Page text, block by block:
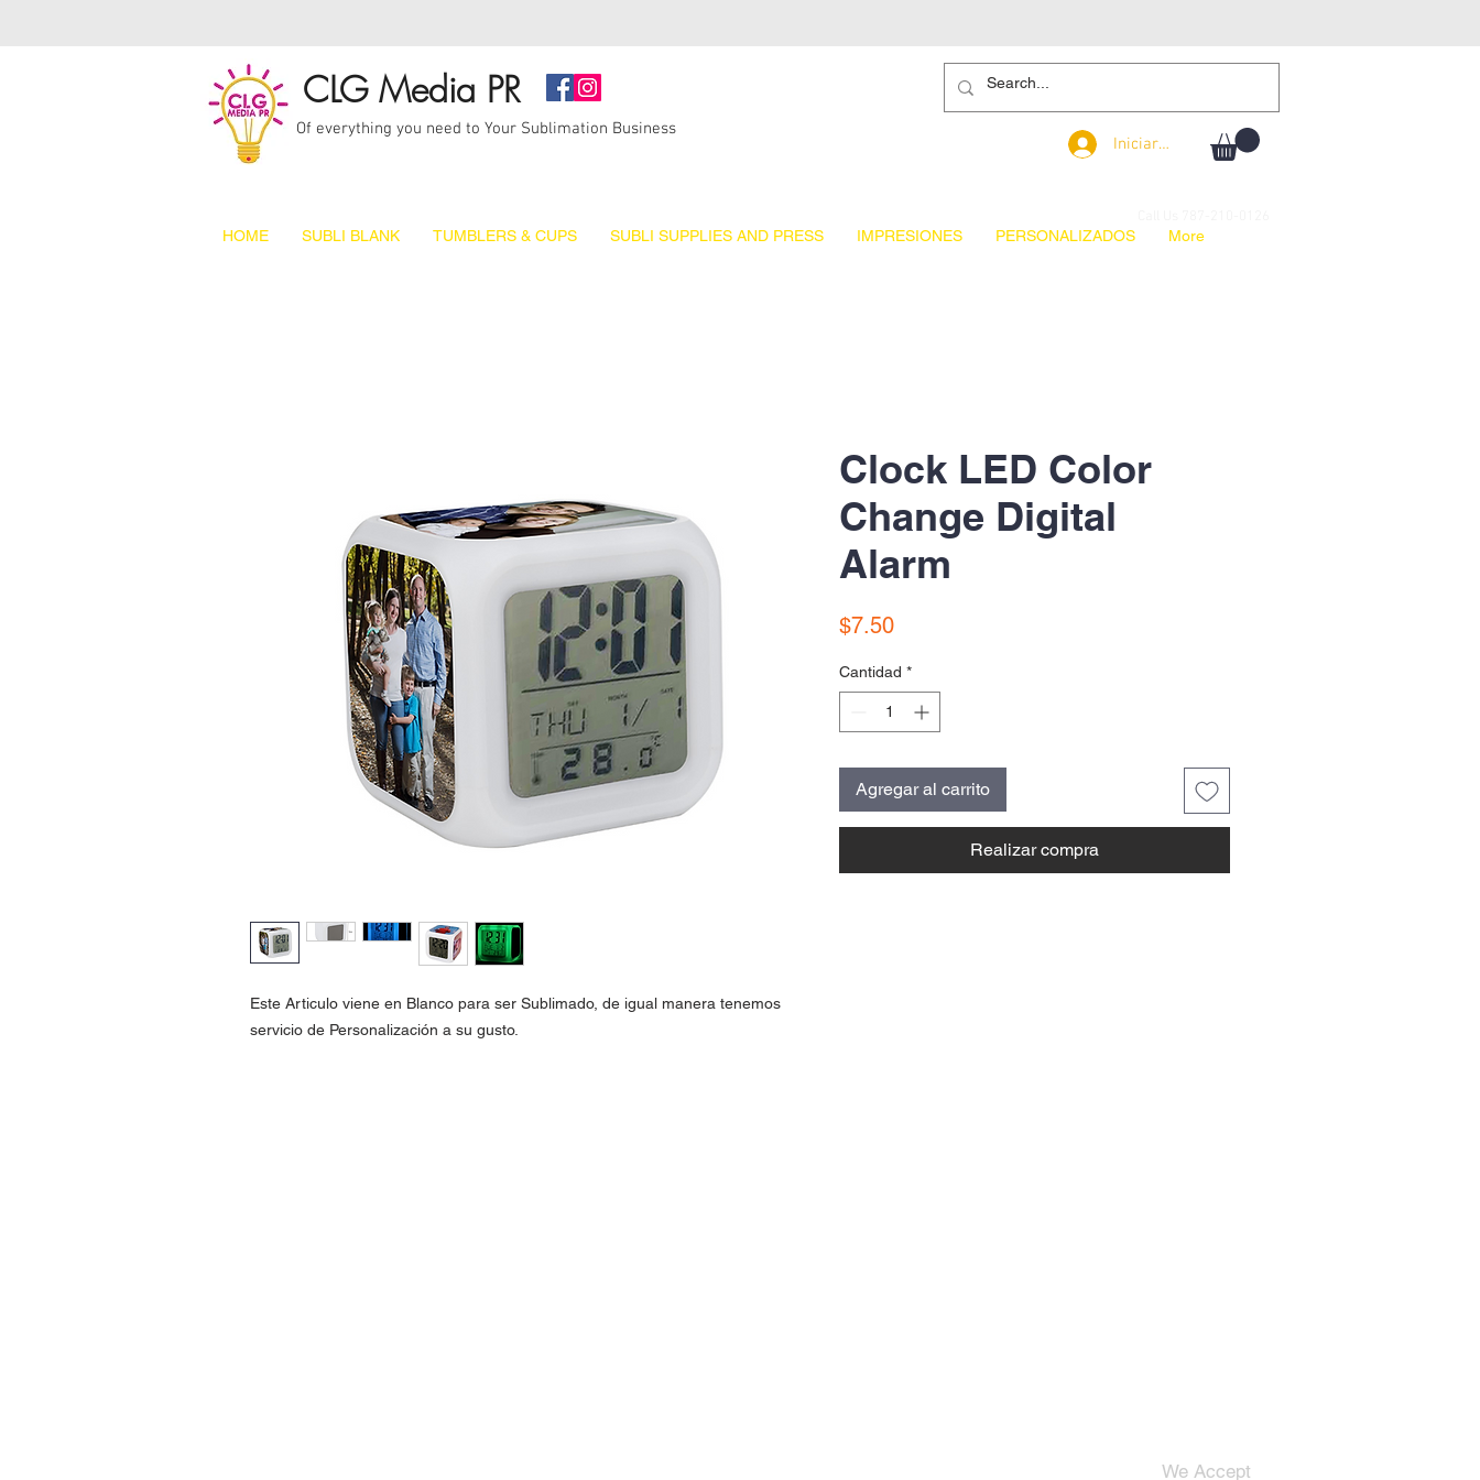
CLG Media PR
Of everything you need to Your Sublimation Business
Iniciar sesión
HOME SUBLI BLANK TUMBLERS & CUPS SUBLI SUPPLIES AND PRESS IMPRESIONES PERSONALIZADOS More
Este Articulo viene en Blanco para ser Sublimado, de igual manera tenemos
servicio de Personalización a su gusto.
Clock LED Color
Change Digital
Alarm
$7.50Precio
Cantidad *
Agregar al carrito
Realizar compra
We Accept